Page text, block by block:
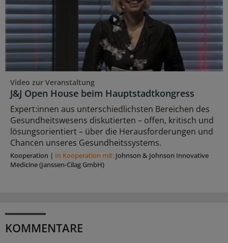
Video zur Veranstaltung
J&J Open House beim Hauptstadtkongress
Expert:innen aus unterschiedlichsten Bereichen des
Gesundheitswesens diskutierten – offen, kritisch und
lösungsorientiert – über die Herausforderungen und
Chancen unseres Gesundheitssystems.
Kooperation | In Kooperation mit: Johnson & Johnson Innovative
Medicine (Janssen-Cilag GmbH)
KOMMENTARE